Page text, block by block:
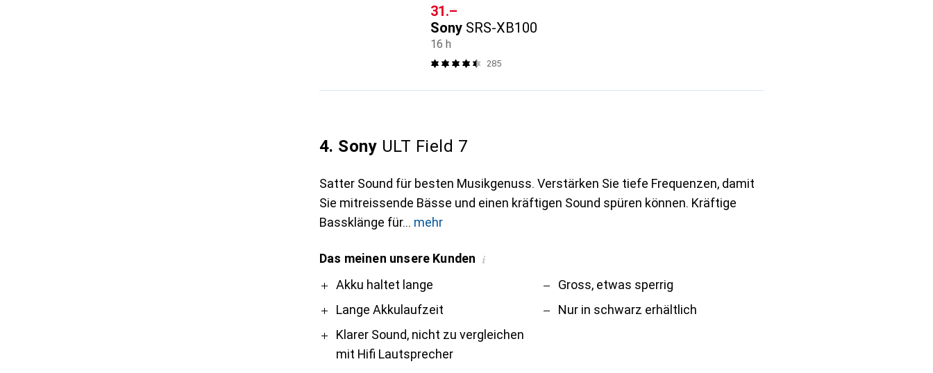
CHF
31.–
Sony SRS-XB100
16 h
285
4. Sony ULT Field 7
Satter Sound für besten Musikgenuss. Verstärken Sie tiefe Frequenzen, damit
Sie mitreissende Bässe und einen kräftigen Sound spüren können. Kräftige
Bassklänge für
mehr
Das meinen unsere Kunden i
ProAkku haltet lange
Lange Akkulaufzeit
Klarer Sound, nicht zu vergleichen
mit Hifi Lautsprecher
Contra
Gross, etwas sperrig
Nur in schwarz erhältlich